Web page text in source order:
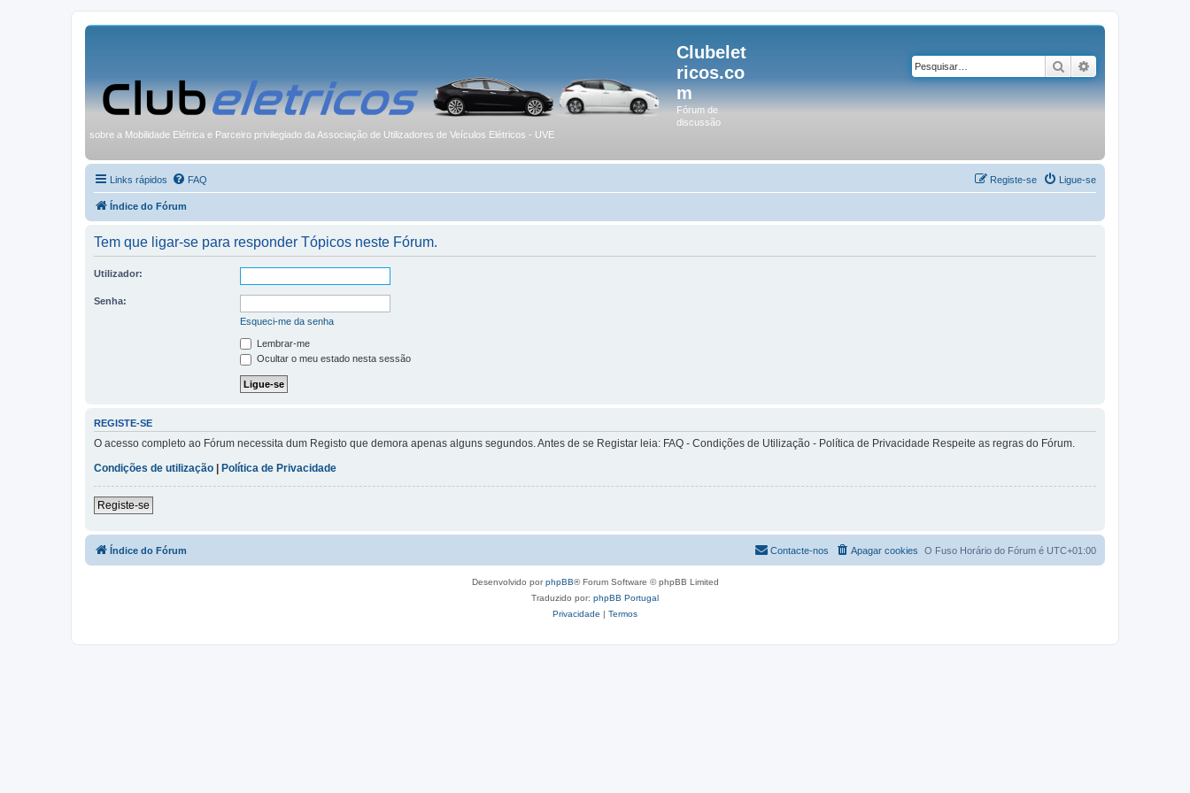
Clubelet
ricos.co
m
Fórum de
discussão
sobre a Mobilidade Elétrica e Parceiro privilegiado da Associação de Utilizadores de Veículos Elétricos - UVE
Pesquisar
Links rápidos FAQ Ligue-se
Registe-se
Índice do Fórum
Tem que ligar-se para responder Tópicos neste Fórum.
Utilizador:
Senha:
Esqueci-me da senha
Lembrar-me
Ocultar o meu estado nesta sessão
REGISTE-SE
O acesso completo ao Fórum necessita dum Registo que demora apenas alguns segundos. Antes de se Registar leia: FAQ - Condições de Utilização - Política de Privacidade Respeite as regras do Fórum.
Condições de utilização
Política de Privacidade
Registe-se
Índice do Fórum O Fuso Horário do Fórum é UTC+01:00
Apagar cookies
Contacte-nos
Desenvolvido porphpBB® Forum Software © phpBB Limited
Traduzido por: phpBB Portugal
Privacidade | Termos